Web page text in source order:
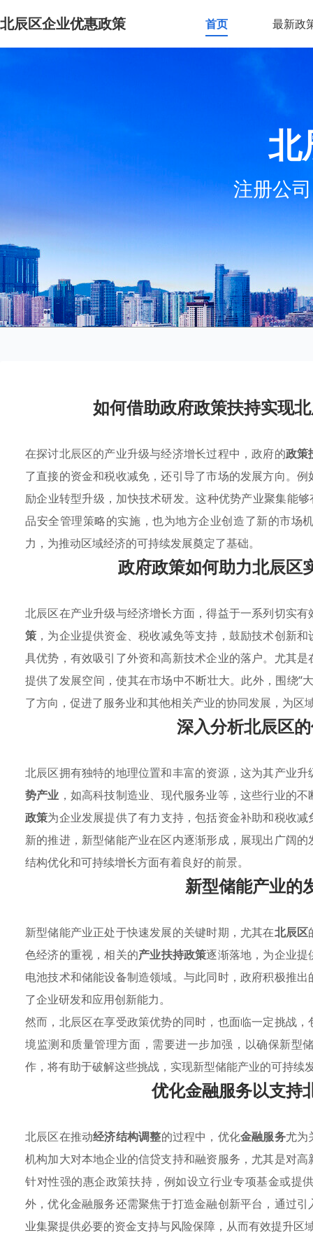
北辰区企业优惠政策 首页 最新政
北
注册公
如何借助政府政策扶持实现
在探讨北辰区的产业升级与经济增长过程中，政府的政策
了直接的资金和税收减免，还引导了市场的发展方向。
励企业转型升级，加快技术研发。这种优势产业聚集能
品安全管理策略的实施，也为地方企业创造了新的市场
力，为推动区域经济的可持续发展奠定了基础。
政府政策如何助力北辰区
北辰区在产业升级与经济增长方面，得益于一系列切实
策 ，为企业提供资金、税收减免等支持，鼓励技术创新
具优势，有效吸引了外资和高新技术企业的落户。尤其
提供了发展空间，使其在市场中不断壮大。此外，围绕“
了方向，促进了服务业和其他相关产业的协同发展，为区
深入分析北辰区
北辰区拥有独特的地理位置和丰富的资源，这为其产业
势产业 ，如高科技制造业、现代服务业等，这些行业的
政策为企业发展提供了有力支持，包括资金补助和税收
新的推进，新型储能产业在区内逐渐形成，展现出广阔
结构优化和可持续增长方面有着良好的前景。
新型储能产业的
新型储能产业正处于快速发展的关键时期，尤其在北辰区
色经济的重视，相关的产业扶持政策逐渐落地，为企业
电池技术和储能设备制造领域。与此同时，政府积极推
了企业研发和应用创新能力。
然而，北辰区在享受政策优势的同时，也面临一定挑战
境监测和质量管理方面，需要进一步加强，以确保新型
作，将有助于破解这些挑战，实现新型储能产业的可持续
优化金融服务以支持
北辰区在推动经济结构调整的过程中，优化金融服务尤为
机构加大对本地企业的信贷支持和融资服务，尤其是对
针对性强的惠企政策扶持，例如设立行业专项基金或提
外，优化金融服务还需聚焦于打造金融创新平台，通过
业集聚提供必要的资金支持与风险保障，从而有效提升区